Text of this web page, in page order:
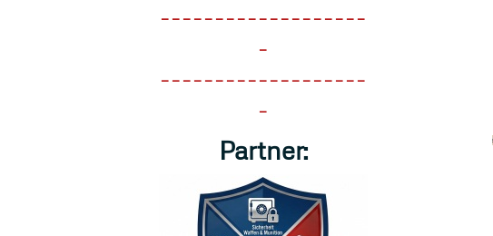
-------------------
-
-------------------
-
Partner: